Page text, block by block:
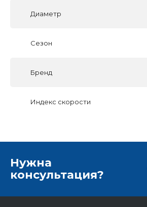
Диаметр
Сезон
Бренд
Индекс скорости
Нужна
консультация?